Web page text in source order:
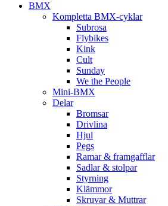
BMX
Kompletta BMX-cyklar
Subrosa
Flybikes
Kink
Cult
Sunday
We the People
Mini-BMX
Delar
Bromsar
Drivlina
Hjul
Pegs
Ramar & framgafflar
Sadlar & stolpar
Styrning
Klämmor
Skruvar & Muttrar